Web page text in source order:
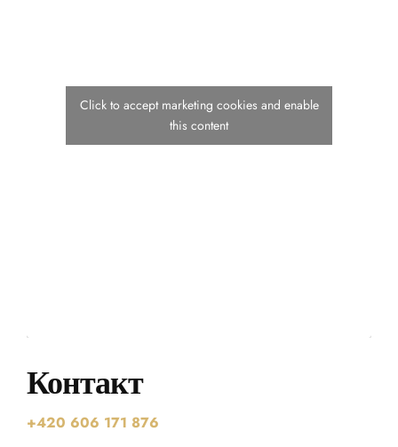
Click to accept marketing cookies and enable
this content
Контакт
+420 606 171 876